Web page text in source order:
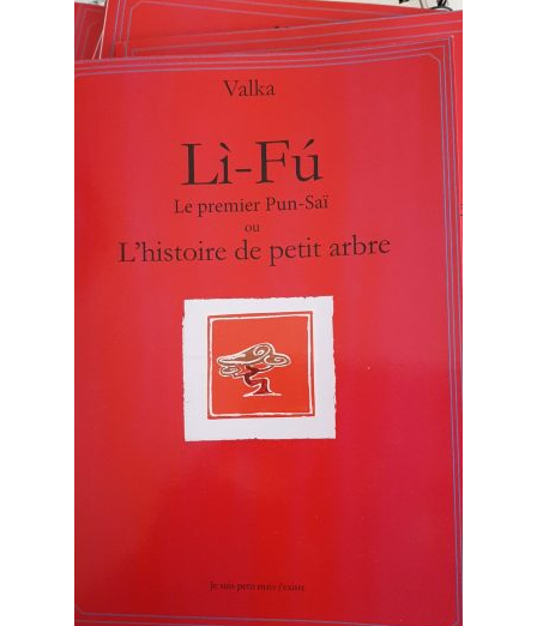
Mon compte
Newsletter